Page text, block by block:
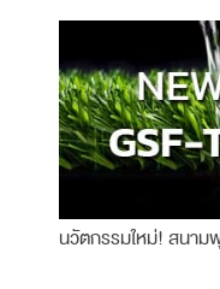
นวัตกรรมใหม่! สนาม